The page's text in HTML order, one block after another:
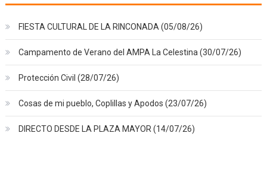
FIESTA CULTURAL DE LA RINCONADA (05/08/26)
Campamento de Verano del AMPA La Celestina (30/07/26)
Protección Civil (28/07/26)
Cosas de mi pueblo, Coplillas y Apodos (23/07/26)
DIRECTO DESDE LA PLAZA MAYOR (14/07/26)